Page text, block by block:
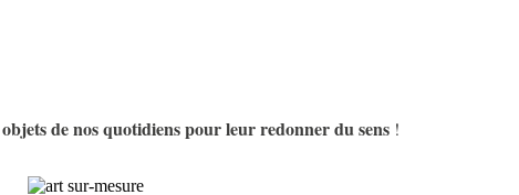
de nos quotidiens pour leur redonner du sens !